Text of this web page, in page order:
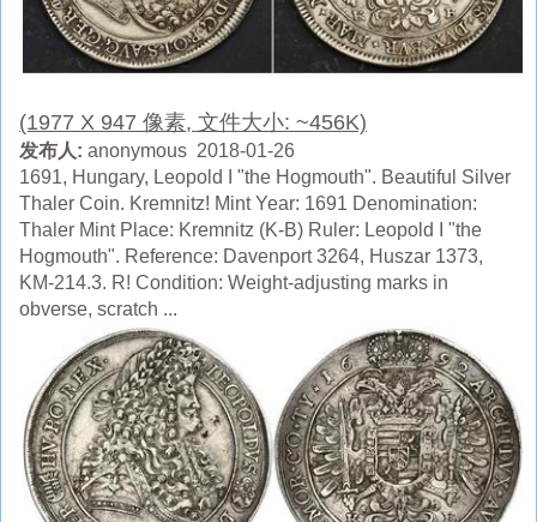
(1977 X 947 像素, 文件大小: ~456K)
发布人: anonymous 2018-01-26
1691, Hungary, Leopold I "the Hogmouth". Beautiful Silver
Thaler Coin. Kremnitz! Mint Year: 1691 Denomination:
Thaler Mint Place: Kremnitz (K-B) Ruler: Leopold I "the
Hogmouth". Reference: Davenport 3264, Huszar 1373,
KM-214.3. R! Condition: Weight-adjusting marks in
obverse, scratch ...